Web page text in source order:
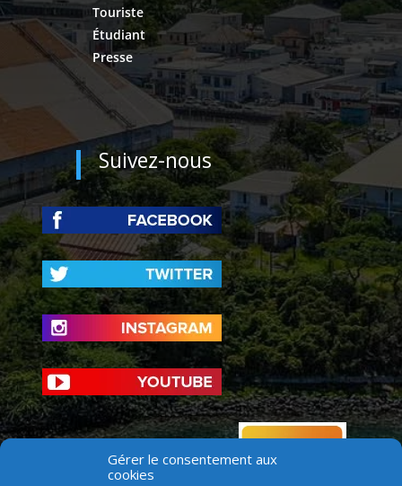
Gérer le consentement aux
cookies
Touriste
Étudiant
Presse
Suivez-nous